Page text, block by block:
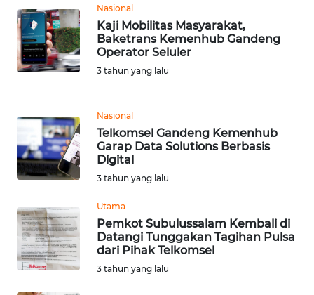
Nasional
Kaji Mobilitas Masyarakat,
Baketrans Kemenhub Gandeng
Operator Seluler
3 tahun yang lalu
Nasional
Telkomsel Gandeng Kemenhub
Garap Data Solutions Berbasis
Digital
3 tahun yang lalu
Utama
Pemkot Subulussalam Kembali di
Datangi Tunggakan Tagihan Pulsa
dari Pihak Telkomsel
3 tahun yang lalu
WN
LAMPUNG
WN
NUSANTARA
JOGJA
WN
JATIM